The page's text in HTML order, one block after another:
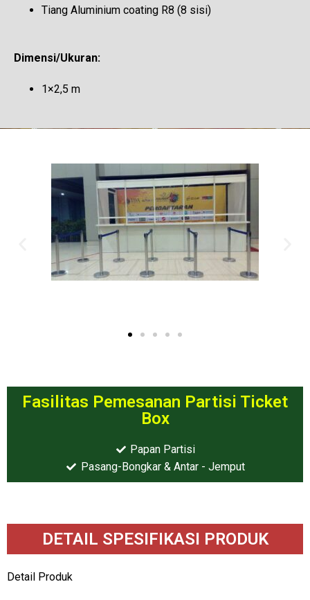
Tiang Aluminium coating R8 (8 sisi)
Dimensi/Ukuran:
1×2,5 m
Fasilitas Pemesanan Partisi Ticket
Box
Papan Partisi
Pasang-Bongkar & Antar - Jemput
DETAIL SPESIFIKASI PRODUK
Detail Produk